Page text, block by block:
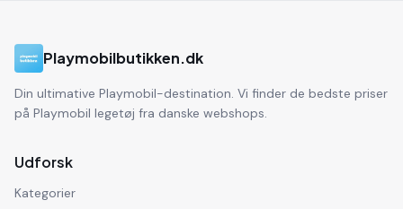
Playmobilbutikken.dk
Din ultimative Playmobil-destination. Vi finder de bedste priser
på Playmobil legetøj fra danske webshops.
Udforsk
Kategorier